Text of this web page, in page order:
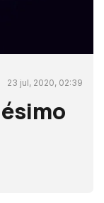
23 jul, 2020, 02:39